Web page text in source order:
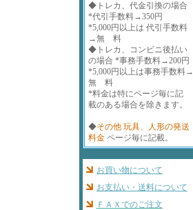
◆トレカ、代金引換の場合
*代引手数料→350円
*5,000円以上は 代引手数料
→無 料
◆トレカ、コンビニ後払い
の場合 *事務手数料→200円
*5,000円以上は事務手数料→
無 料
*料金は特にページ毎に記
載のある場合を除きます。
◆その他 玩具、人形の発送
料金 ページ毎に記載。
お買い物について
お支払い・送料について
ＦＡＸでのご注文